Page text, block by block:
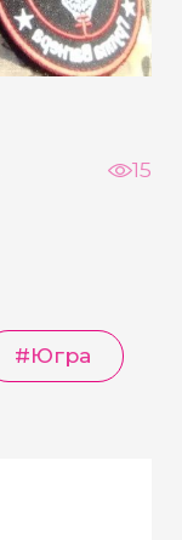
15
#Югра